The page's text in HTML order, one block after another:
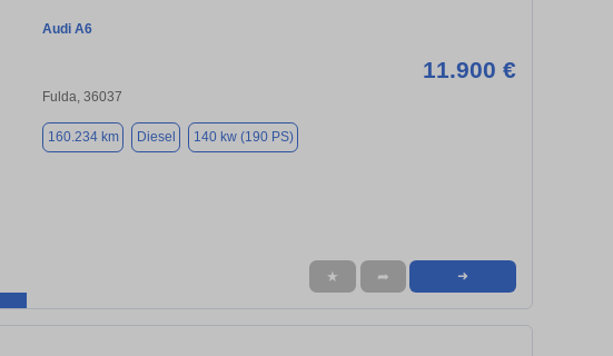
Audi A6
11.900 €
Fulda, 36037
160.234 km Diesel 140 kw (190 PS)
★ ➦ ➜